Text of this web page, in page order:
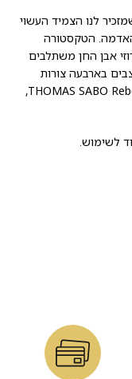
לנו הצמיד העשוי
הטקסטורה
אבן החן משתלבים
בארבעה צורות
ודגמים שונים בסגנון האייקוני של THOMAS SABO Rebel at heart,
לשימוש.